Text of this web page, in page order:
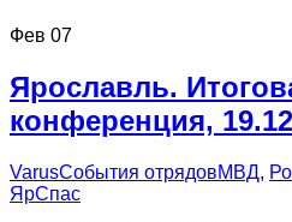
Фев 07
Ярославль.
конференция,
VarusСобытия отрядовМВД,
ЯрСпас